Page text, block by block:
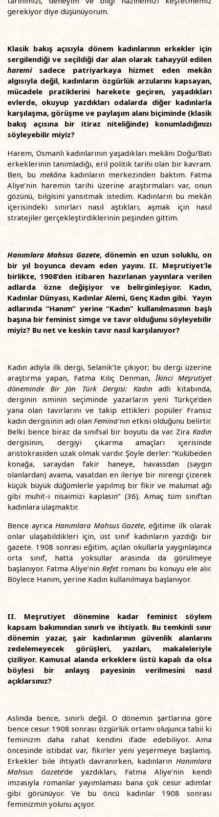
gerekiyor diye düşünüyorum.
Klasik bakış açısıyla dönem kadınlarının erkekler için
sergilendiği ve seçildiği dar alan olarak tahayyül edilen
haremi sadece patriyarkaya hizmet eden mekân
algısıyla değil, kadınların özgürlük arzularını kapsayan,
mücadele pratiklerini harekete geçiren, yaşadıkları
evlerde, okuyup yazdıkları odalarda diğer kadınlarla
karşılaşma, görüşme ve paylaşım alanı biçiminde (klasik
bakış açısına bir itiraz niteliğinde) konumladığınızı
söyleyebilir miyiz?
Harem, Osmanlı kadınlarının yaşadıkları mekânı Doğu/Batı
erkeklerinin tanımladığı, eril politik tarihi olan bir kavram.
Ben, bu mekâna kadınların merkezinden baktım. Fatma
Aliye’nin haremin tarihi üzerine araştırmaları var, onun
gözünü, bilgisini yansıtmak istedim. Kadınların bu mekân
içerisindeki sınırları nasıl aştıkları, aşmak için nasıl
stratejiler gerçekleştirdiklerinin peşinden gittim.
Hanımlara Mahsus Gazete, dönemin en uzun soluklu, on
bir yıl boyunca devam eden yayını. II. Meşrutiyet’le
birlikte, 1908’den itibaren hazırlanan yayınlara verilen
adlarda özne değişiyor ve belirginleşiyor. Kadın,
Kadınlar Dünyası, Kadınlar Alemi, Genç Kadın gibi. Yayın
adlarında “Hanım” yerine “Kadın” kullanılmasının başlı
başına bir feminist simge ve tavır olduğunu söyleyebilir
miyiz? Bu net ve keskin tavır nasıl karşılanıyor?
Kadın adıyla ilk dergi, Selanik’te çıkıyor; bu dergi üzerine
araştırma yapan, Fatma Kılıç Denman, İkinci Meşrutiyet
döneminde
Bir Jön Türk Dergisi: Kadınadlı kitabında,
derginin isminin seçiminde yazarların yeni Türkçe’den
yana olan tavırlarını ve takip ettikleri popüler Fransız
kadın dergisinin adı olan Femina’nın etkisi olduğunu belirtir.
Belki bence biraz da sınıfsal bir boyutu da var. Zira Kadın
dergisinin, dergiyi çıkarma amaçları içerisinde
aristokrasiden uzak olmak vardır. Şöyle derler: “Kulübeden
konağa, saraydan fakir haneye, havassdan (saygın
olanlardan) avama, vasatdan en ileriye bir nirengi çizerek
küçük büyük düğümlerle yapılmış bir fikir ve malumat ağı
gibi muhit-i nisaimizi kaplasın” (36). Amaç tüm sınıftan
kadınlara ulaşmaktır.
Bence ayrıca Hanımlara Mahsus Gazete, eğitime ilk olarak
onlar ulaşabildikleri için, üst sınıf kadınların yazdığı bir
gazete. 1908 sonrası eğitim, açılan okullarla yaygınlaşınca
orta sınıf, hatta yoksullar arasında da görülmeye
başlanıyor. Fatma Aliye’nin Refet romanı bu konuyu ele alır.
Böylece Hanım, yerine Kadın kullanılmaya başlanıyor.
II. Meşrutiyet dönemine kadar feminist söylem
kapsam bakımından sınırlı ve ihtiyatlı. Bu temkinli sınır
dönemin yazar, şair kadınlarının güvenlik alanlarını
zedelemeyecek görüşleri, yazıları, makaleleriyle
çiziliyor. Kamusal alanda erkeklere üstü kapalı da olsa
böylesi bir anlayış payesinin verilmesini nasıl
açıklarsınız?
Aslında bence, sınırlı değil. O dönemin şartlarına göre
bence cesur. 1908 sonrası özgürlük ortamı oluşunca tabii ki
feminizm daha rahat kendini ifade edebiliyor. Ama
öncesinde istibdat var, fikirler yeni yeşermeye başlamış.
Erkekler bile ihtiyatlı davranırken, kadınların Hanımlara
Mahsus Gazete’de yazdıkları, Fatma Aliye’nin kendi
imzasıyla romanlar yayımlaması bana çok cesur adımlar
gibi görünüyor. Ve bu öncü kadınlar 1908 sonrası
feminizmin yolunu açıyor.